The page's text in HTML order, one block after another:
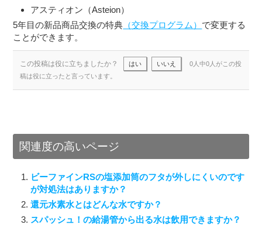
アスティオン（Asteion）
5年目の新品商品交換の特典 （交換プログラム） で変更する
ことができます。
この投稿は役に立ちましたか？ はい いいえ
0人中0人がこの投
稿は役に立ったと言っています。
関連度の高いページ
ビーファインRSの塩添加筒のフタが外しにくいのです
が対処法はありますか？
還元水素水とはどんな水ですか？
スパッシュ！の給湯管から出る水は飲用できますか？